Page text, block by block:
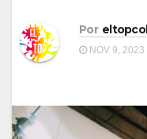
Por eltopcol
NOV 9, 2023